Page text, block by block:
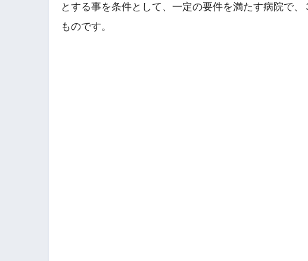
とする事を条件として、一定の要件を満たす病院で
ものです。